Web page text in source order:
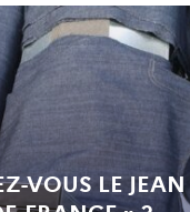
VOUS LE